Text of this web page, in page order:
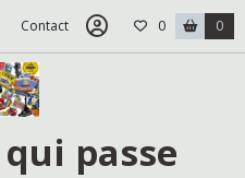
Contact 0 0
passe